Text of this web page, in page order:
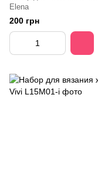
Elena
200 грн